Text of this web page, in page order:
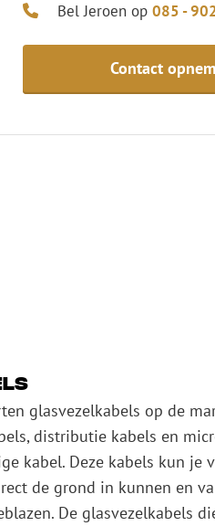
Bel Jeroen op085 -
Contact
glasvezelkabels op de
distributie kabels en
kabel. Deze kabels kun je
de grond in kunnen en
De glasvezelkabels